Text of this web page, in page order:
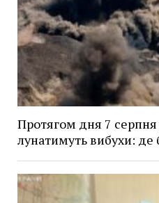
Протягом дня 7 серпня
лунатимуть вибухи: де